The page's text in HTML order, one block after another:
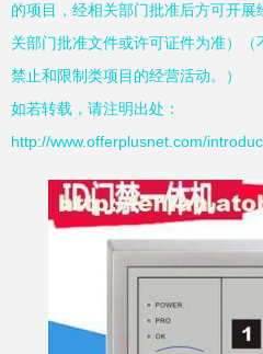
的项目，经相关部门批准后方可开
关部门批准文件或许可证件为准）
禁止和限制类项目的经营活动。）
如若转载，请注明出处：
http://www.offerplusnet.com/